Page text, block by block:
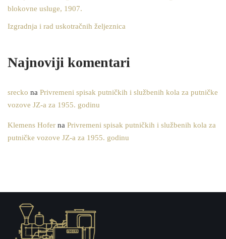
blokovne usluge, 1907.
Izgradnja i rad uskotračnih željeznica
Najnoviji komentari
srecko na Privremeni spisak putničkih i službenih kola za putničke
vozove JZ-a za 1955. godinu
Klemens Hofer na Privremeni spisak putničkih i službenih kola za
putničke vozove JZ-a za 1955. godinu